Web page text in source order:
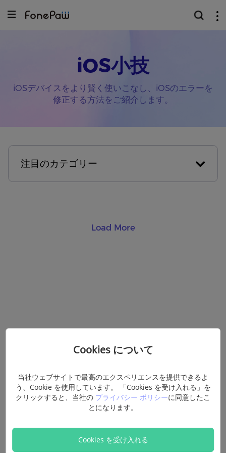
iOS小技
iOSデバイスをより賢く使いこなし、iOSのエラーを
修正する方法をご紹介します。
Load More
注目のカテゴリー
Cookies について
当社ウェブサイトで最高のエクスペリエンスを提供できるよ
う、Cookie を使用しています。 「Cookies を受け入れる」を
クリックすると、当社の プライバシー ポリシーに同意したこ
とになります。
Cookies を受け入れる